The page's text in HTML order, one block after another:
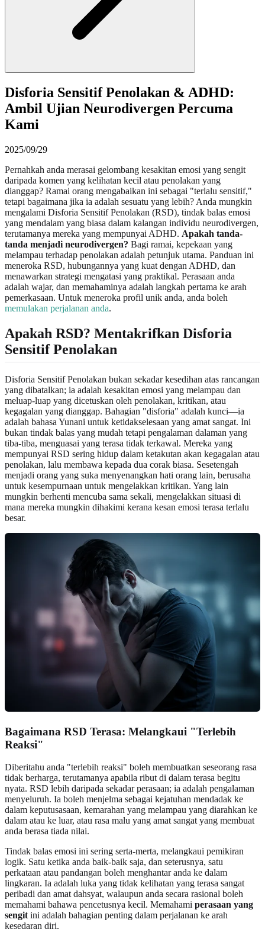
Disforia Sensitif Penolakan & ADHD:
Ambil Ujian Neurodivergen Percuma
Kami
2025/09/29
Pernahkah anda merasai gelombang kesakitan emosi yang sengit
daripada komen yang kelihatan kecil atau penolakan yang
dianggap? Ramai orang mengabaikan ini sebagai "terlalu sensitif,"
tetapi bagaimana jika ia adalah sesuatu yang lebih? Anda mungkin
mengalami Disforia Sensitif Penolakan (RSD), tindak balas emosi
yang mendalam yang biasa dalam kalangan individu neurodivergen,
terutamanya mereka yang mempunyai ADHD. Apakah tanda-
tanda menjadi neurodivergen? Bagi ramai, kepekaan yang
melampau terhadap penolakan adalah petunjuk utama. Panduan ini
meneroka RSD, hubungannya yang kuat dengan ADHD, dan
menawarkan strategi mengatasi yang praktikal. Perasaan anda
adalah wajar, dan memahaminya adalah langkah pertama ke arah
pemerkasaan. Untuk meneroka profil unik anda, anda boleh
memulakan perjalanan anda.
Apakah RSD? Mentakrifkan Disforia
Sensitif Penolakan
Disforia Sensitif Penolakan bukan sekadar kesedihan atas rancangan
yang dibatalkan; ia adalah kesakitan emosi yang melampau dan
meluap-luap yang dicetuskan oleh penolakan, kritikan, atau
kegagalan yang dianggap. Bahagian "disforia" adalah kunci—ia
adalah bahasa Yunani untuk ketidakselesaan yang amat sangat. Ini
bukan tindak balas yang mudah tetapi pengalaman dalaman yang
tiba-tiba, menguasai yang terasa tidak terkawal. Mereka yang
mempunyai RSD sering hidup dalam ketakutan akan kegagalan atau
penolakan, lalu membawa kepada dua corak biasa. Sesetengah
menjadi orang yang suka menyenangkan hati orang lain, berusaha
untuk kesempurnaan untuk mengelakkan kritikan. Yang lain
mungkin berhenti mencuba sama sekali, mengelakkan situasi di
mana mereka mungkin dihakimi kerana kesan emosi terasa terlalu
besar.
Bagaimana RSD Terasa: Melangkaui "Terlebih
Reaksi"
Diberitahu anda "terlebih reaksi" boleh membuatkan seseorang rasa
tidak berharga, terutamanya apabila ribut di dalam terasa begitu
nyata. RSD lebih daripada sekadar perasaan; ia adalah pengalaman
menyeluruh. Ia boleh menjelma sebagai kejatuhan mendadak ke
dalam keputusasaan, kemarahan yang melampau yang diarahkan ke
dalam atau ke luar, atau rasa malu yang amat sangat yang membuat
anda berasa tiada nilai.
Tindak balas emosi ini sering serta-merta, melangkaui pemikiran
logik. Satu ketika anda baik-baik saja, dan seterusnya, satu
perkataan atau pandangan boleh menghantar anda ke dalam
lingkaran. Ia adalah luka yang tidak kelihatan yang terasa sangat
peribadi dan amat dahsyat, walaupun anda secara rasional boleh
memahami bahawa pencetusnya kecil. Memahami perasaan yang
sengitini adalah bahagian penting dalam perjalanan ke arah
kesedaran diri.